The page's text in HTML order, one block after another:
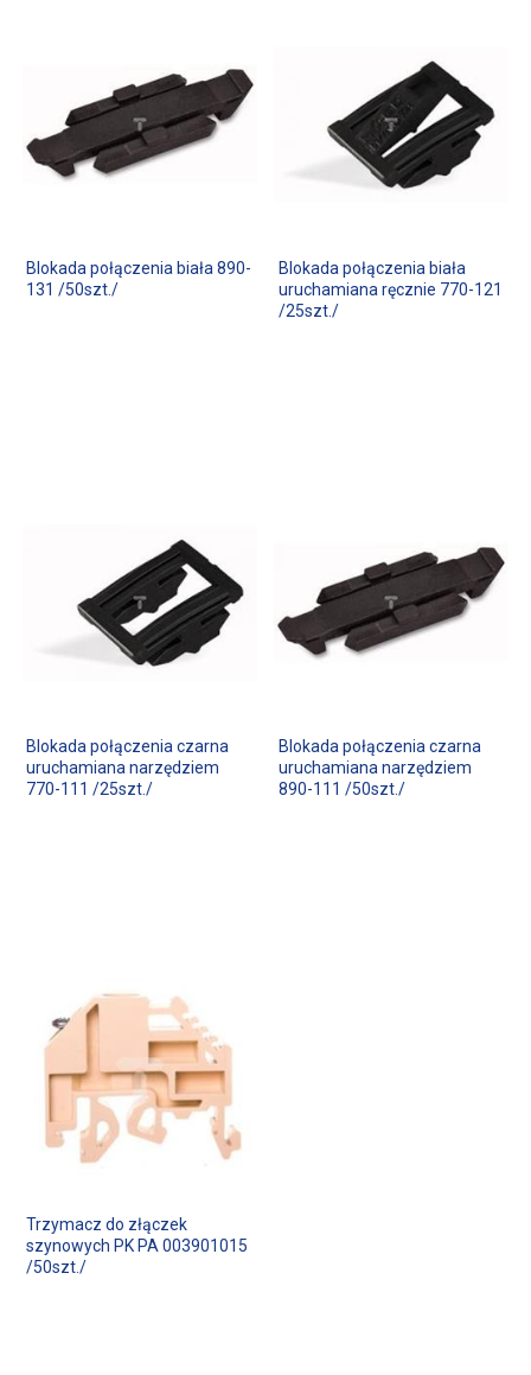
Blokada połączenia biała 890-
131 /50szt./
Blokada połączenia biała
uruchamiana ręcznie 770-121
/25szt./
Blokada połączenia czarna
uruchamiana narzędziem
770-111 /25szt./
Blokada połączenia czarna
uruchamiana narzędziem
890-111 /50szt./
Trzymacz do złączek
szynowych PK PA 003901015
/50szt./